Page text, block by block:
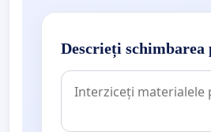
Descrieți schimbarea